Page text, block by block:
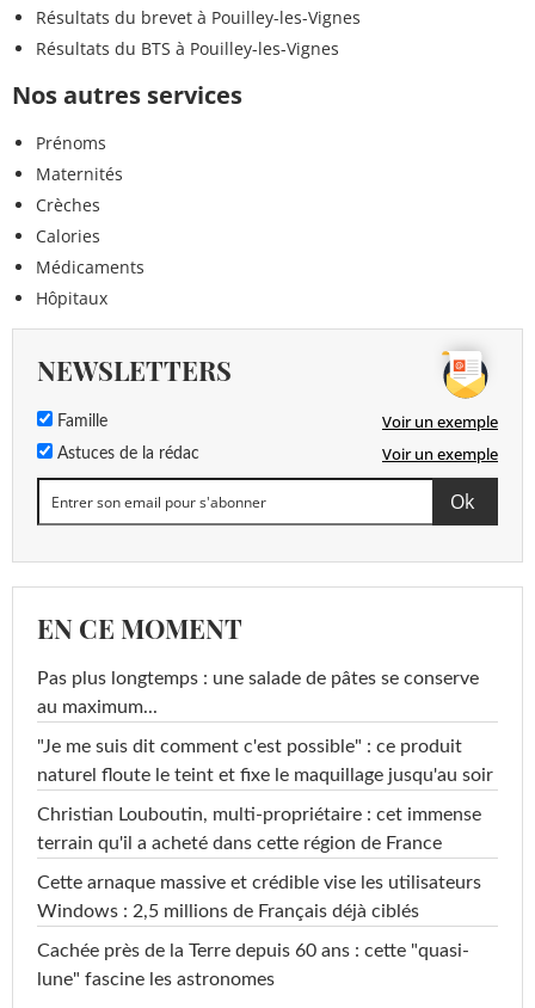
Résultats du brevet à Pouilley-les-Vignes
Résultats du BTS à Pouilley-les-Vignes
Nos autres services
Prénoms
Maternités
Crèches
Calories
Médicaments
Hôpitaux
NEWSLETTERS
Famille Voir un exemple
Astuces de la rédac Voir un exemple
EN CE MOMENT
Pas plus longtemps : une salade de pâtes se conserve
au maximum...
"Je me suis dit comment c'est possible" : ce produit
naturel floute le teint et fixe le maquillage jusqu'au soir
Christian Louboutin, multi-propriétaire : cet immense
terrain qu'il a acheté dans cette région de France
Cette arnaque massive et crédible vise les utilisateurs
Windows : 2,5 millions de Français déjà ciblés
Cachée près de la Terre depuis 60 ans : cette "quasi-
lune" fascine les astronomes